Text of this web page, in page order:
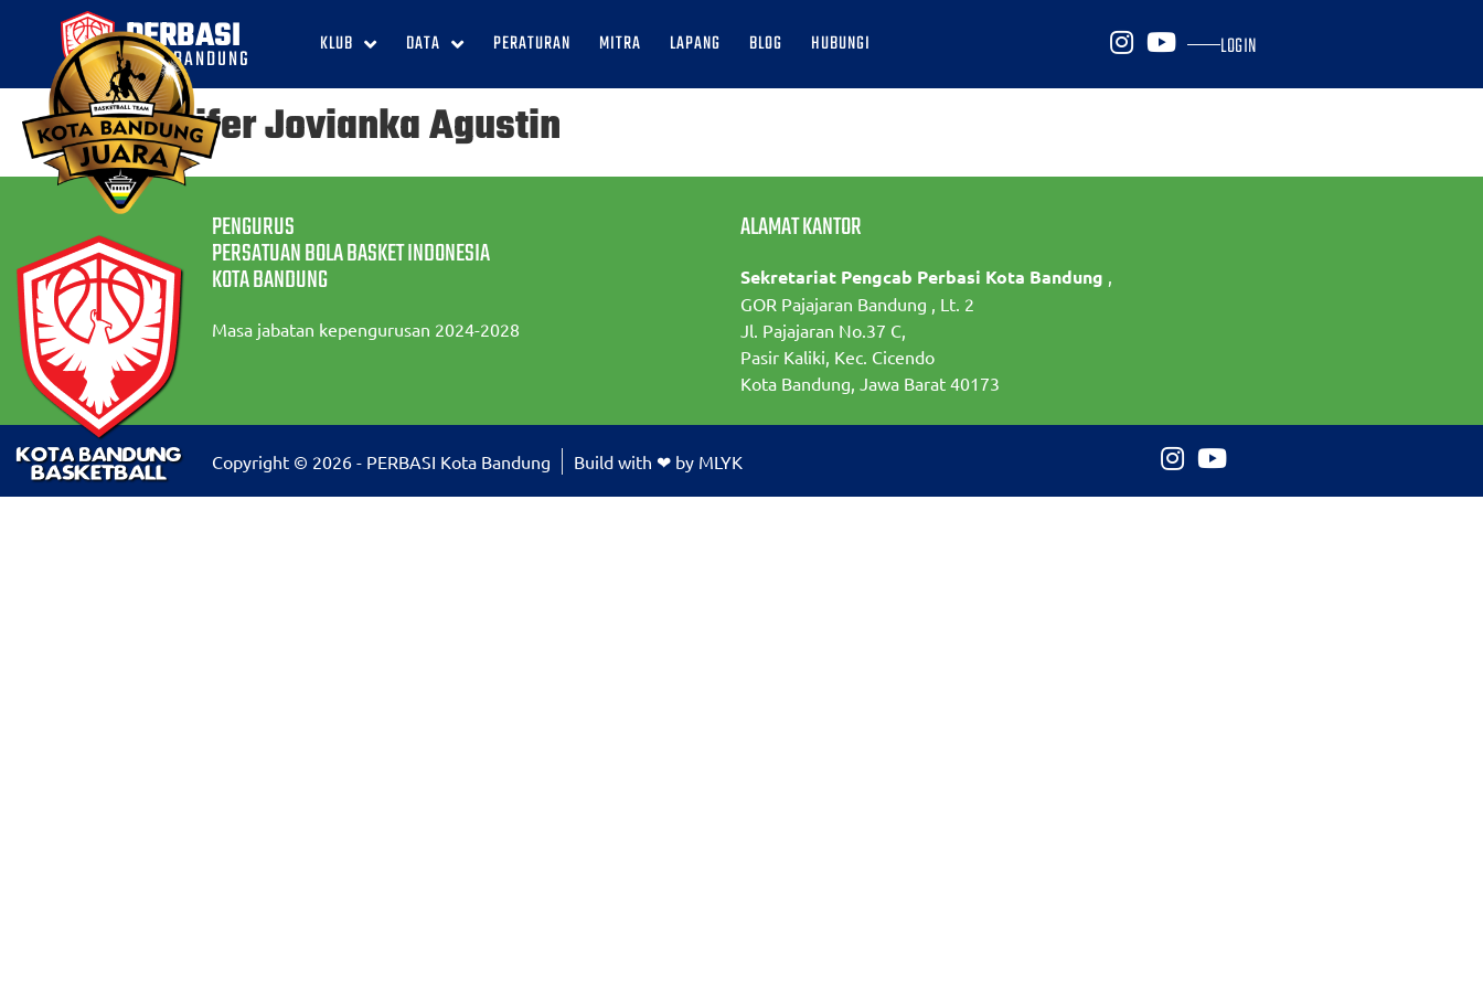
PERBASI
KOTA BANDUNG KLUB DATA PERATURAN MITRA LAPANG BLOG HUBUNGI LOGIN
Jennifer Jovianka Agustin
PENGURUS
PERSATUAN BOLA BASKET INDONESIA
KOTA BANDUNG
Masa jabatan kepengurusan 2024-2028
ALAMAT KANTOR
Sekretariat Pengcab Perbasi Kota Bandung ,
GOR Pajajaran Bandung , Lt. 2
Jl. Pajajaran No.37 C,
Pasir Kaliki, Kec. Cicendo
Kota Bandung, Jawa Barat 40173
Copyright © 2026 - PERBASI Kota Bandung Build with ❤ by MLYK